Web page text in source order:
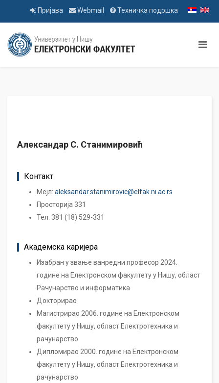
Пријава Webmail Техничка подршка
Александар С. Станимировић
Контакт
Мејл: aleksandar.stanimirovic@elfak.ni.ac.rs
Просторија 331
Тел: 381 (18) 529-331
Академска каријера
Изабран у звање ванредни професор 2024.
године на Електронском факултету у Нишу, област
Рачунарство и информатика
Докторирао
Магистрирао 2006. године на Електронском
факултету у Нишу, област Електротехника и
рачунарство
Дипломирао 2000. године на Електронском
факултету у Нишу, област Електротехника и
рачунарство